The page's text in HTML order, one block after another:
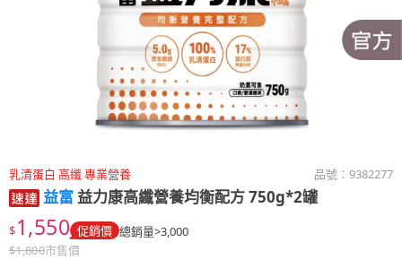
乳清蛋白 高纖 專業營養 品號： 9382277
益富益力康高纖營養均衡配方 750g*2罐
$1,550 促銷價 總銷量>3,000
$1,800市售價